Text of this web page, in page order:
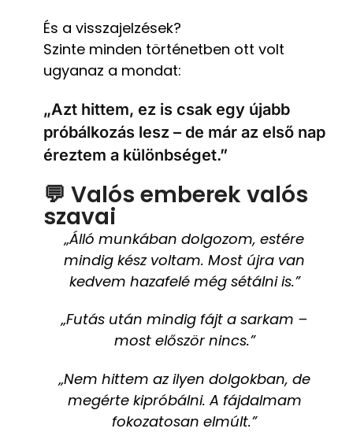
És a visszajelzések?
Szinte minden történetben ott volt
ugyanaz a mondat:
„Azt hittem, ez is csak egy újabb
próbálkozás lesz – de már az első nap
éreztem a különbséget.”
💬 Valós emberek valós
szavai
„Álló munkában dolgozom, estére
mindig kész voltam. Most újra van
kedvem hazafelé még sétálni is.”
„Futás után mindig fájt a sarkam –
most először nincs.”
„Nem hittem az ilyen dolgokban, de
megérte kipróbálni. A fájdalmam
fokozatosan elmúlt.”